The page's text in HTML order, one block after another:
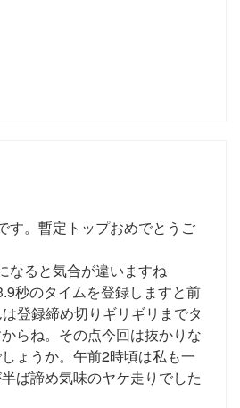
す。暫定トップおめでとうご
なると気合が違いますね
秒のタイムを登録しますと前
登録締め切りギリギリまでタ
らね。その点今回は抜かりな
ょうか。午前2時頃は私も一
ば諦め気味のヤケ走りでした